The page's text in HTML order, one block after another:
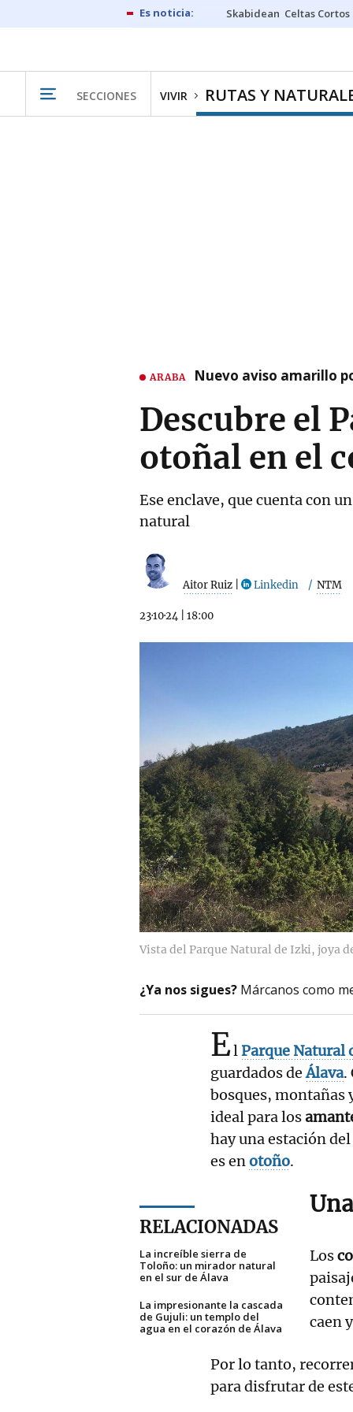
Skabidean Celtas Cortos
SECCIONES VIVIR RUTAS Y
ARABA Nuevo aviso amarillo
Descubre el
otoñal en el
Ese enclave, que cuenta con
natural
Aitor Ruiz Linkedin NTM
23·10·24 18:00
Vista del Parque Natural de Izki, joya
¿Ya nos sigues? Márcanos como
ElParque Natural
guardados deÁlava.
bosques, montañas
ideal para los
hay una estación
es enotoño.
RELACIONADAS
La increíble sierra de
Toloño: un mirador natural
en el sur de Álava
La impresionante la cascada
de Gujuli: un templo del
agua en el corazón de Álava
Los
caen
Por lo tanto,
para disfrutar de